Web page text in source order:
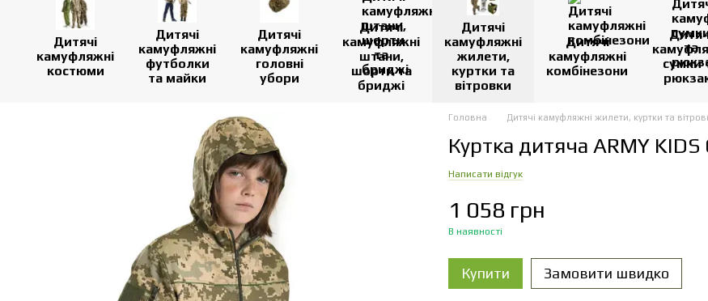
Дитячі
камуфляжні
костюми
Дитячі
камуфляжні
футболки
та майки
Дитячі
камуфляжні
головні
убори
Дитячі
камуфляжні
штани,
шорти та
бриджі
Дитячі
камуфляжні
жилети,
куртки та
вітровки
Дитячі
камуфляжні
комбінезони
сумки
Головна Дитячі камуфляжні жилети, куртки та
Куртка дитяча ARMY
Написати відгук
1 058 грн
В наявності
Купити Замовити швидко